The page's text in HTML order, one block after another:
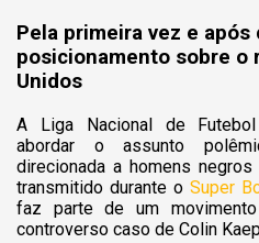
Pela primeira vez e após
posicionamento sobre o
Unidos
A Liga Nacional de
abordar o assunto
direcionada a homens
transmitido durante o Super
faz parte de um
controverso caso de Colin